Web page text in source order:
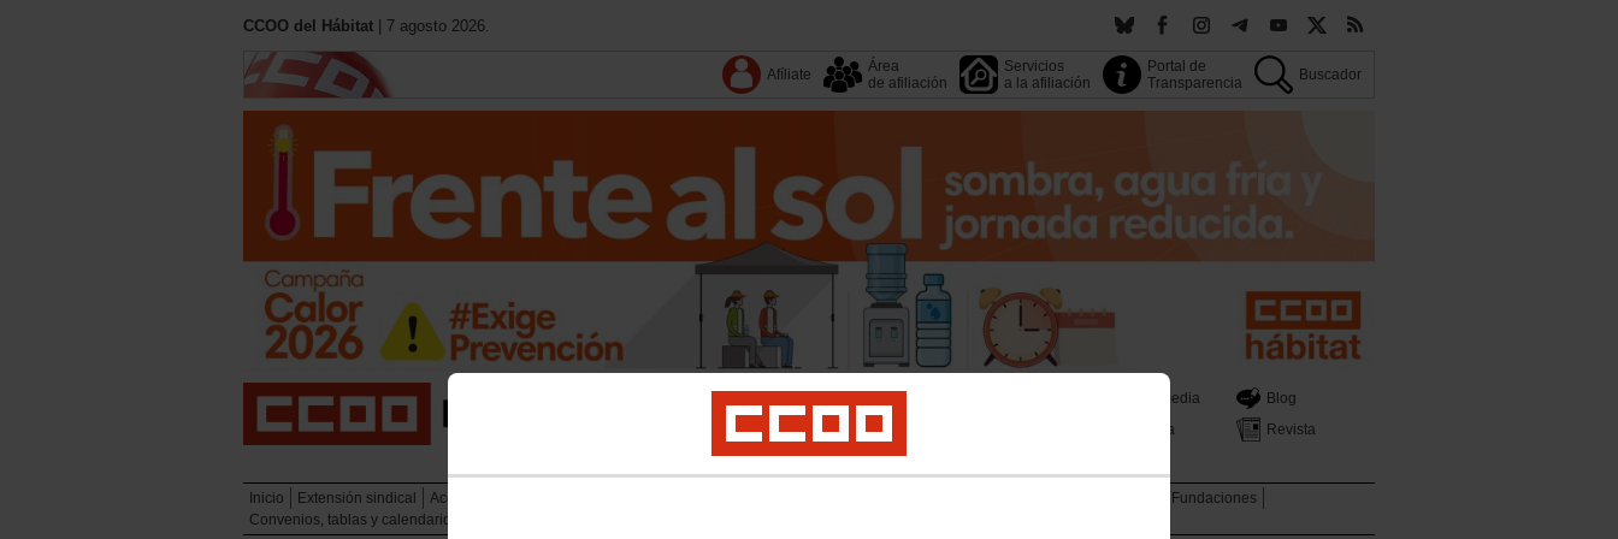
CCOO del Hábitat | 7 agosto 2026.
Afíliate
Área
de afiliación
Servicios
a la afiliación
Portal de
Transparencia
Buscador
Multimedia
Blog
Fundaciones
Prensa
Revista
4º Congreso
Inicio Extensión sindical Acción sindical
Fundaciones
Convenios, tablas y calendarios